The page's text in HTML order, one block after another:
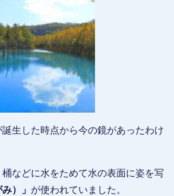
生した時点から今の鏡があったわけ
桶などに水をためて水の表面に姿を写
）」 が使われていました。